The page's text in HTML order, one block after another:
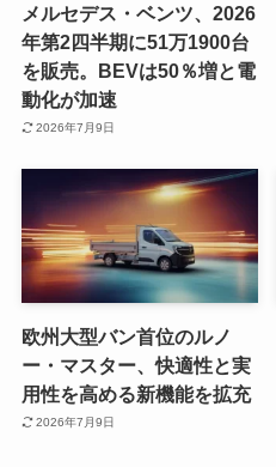
メルセデス・ベンツ、2026
年第2四半期に51万1900台
を販売。BEVは50％増と電
動化が加速
2026年7月9日
欧州大型バン首位のルノ
ー・マスター、快適性と実
用性を高める新機能を拡充
2026年7月9日